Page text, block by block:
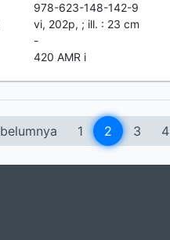
978-623-148-142-9
vi, 202p, ; ill. : 23 cm
-
420 AMR i
1 2 3 4